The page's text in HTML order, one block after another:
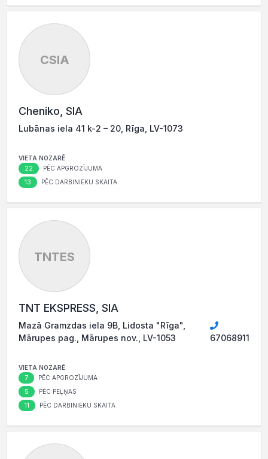
CSIA
Cheniko, SIA
Lubānas iela 41 k-2 – 20, Rīga, LV-1073
VIETA NOZARĒ
22 PĒC APGROZĪJUMA
13 PĒC DARBINIEKU SKAITA
TNTES
TNT EKSPRESS, SIA
Mazā Gramzdas iela 9B, Lidosta "Rīga",
Mārupes pag., Mārupes nov., LV-1053
67068911
VIETA NOZARĒ
7 PĒC APGROZĪJUMA
5 PĒC PEĻŅAS
11 PĒC DARBINIEKU SKAITA